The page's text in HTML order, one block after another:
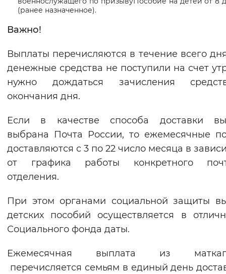
Включены
Воспроизвести Остановить
Вернуть стандартные настройки
(ранее назначенное).
Важно!
Выплаты перечисляются в течение всего
денежные средства не поступили на счет
нужно дождаться зачисления
окончания дня.
Если в качестве способа доставки
выбрана Почта России, то ежемесячные
доставляются с 3 по 22 число месяца в
от графика работы конкретного
отделения.
При этом органами социальной защиты
детских пособий осуществляется в
Социального фонда даты.
Ежемесячная выплата из
перечисляется семьям в единый день